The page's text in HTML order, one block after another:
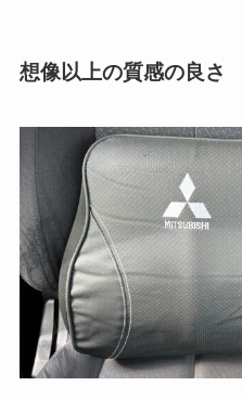
想像以上の質感の良さ